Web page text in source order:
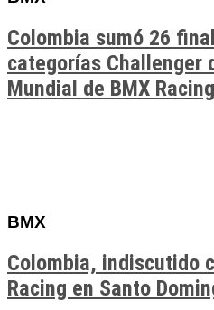
Colombia sumó 26
categorías Challenger
Mundial de BMX
BMX
Colombia, indiscutido
Racing en Santo